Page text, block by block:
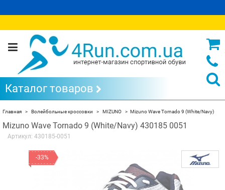
Каталог товаров
Главная Волейбольные кроссовки MIZUNO Mizuno Wave Tornado 9 (White/Navy)
Mizuno Wave Tornado 9 (White/Navy) 430185 0051
Артикул: 430185-0051
-33%